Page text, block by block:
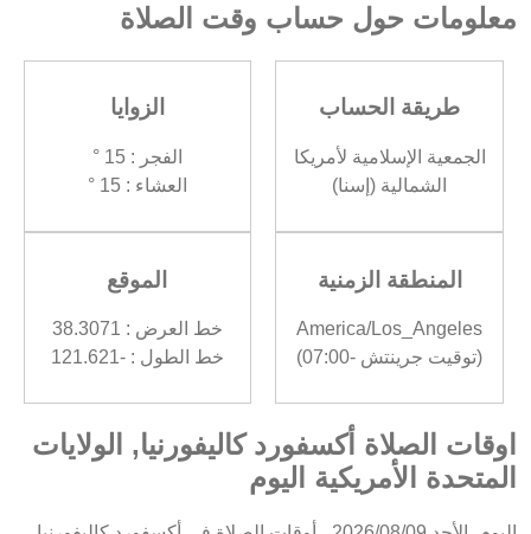
معلومات حول حساب وقت الصلاة
طريقة الحساب
الجمعية الإسلامية لأمريكا
الشمالية (إسنا)
الزوايا
الفجر : 15 °
العشاء : 15 °
المنطقة الزمنية
America/Los_Angeles
(توقيت جرينتش -07:00)
الموقع
خط العرض : 38.3071
خط الطول : -121.621
اوقات الصلاة أكسفورد كاليفورنيا, الولايات
المتحدة الأمريكية اليوم